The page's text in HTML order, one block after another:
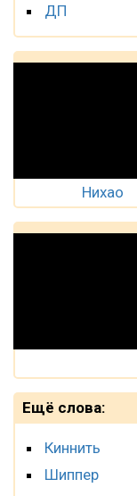
ДП
Нихао
Ещё слова:
Киннить
Шиппер